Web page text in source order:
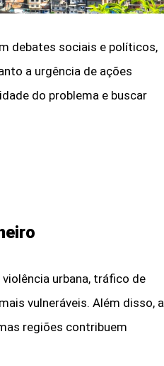
debates sociais e políticos,
a urgência de ações
do problema e buscar
urbana, tráfico de
vulneráveis. Além disso, a
regiões contribuem